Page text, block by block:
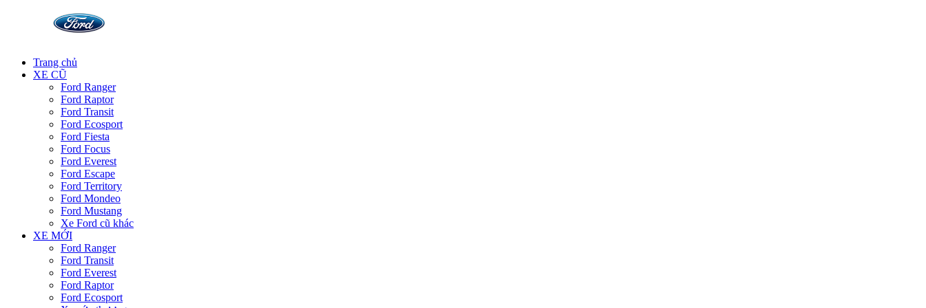
Trang chủ
XE CŨ
Ford Ranger
Ford Raptor
Ford Transit
Ford Ecosport
Ford Fiesta
Ford Focus
Ford Everest
Ford Escape
Ford Territory
Ford Mondeo
Ford Mustang
Xe Ford cũ khác
XE MỚI
Ford Ranger
Ford Transit
Ford Everest
Ford Raptor
Ford Ecosport